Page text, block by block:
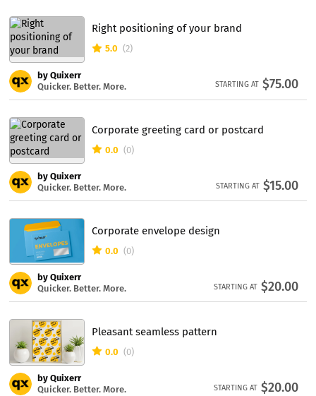
г, які ви замовили.
Що як я забув замовити деякі додаткові послуги, які мені по
трібні?
Ви можете замовити додаткові послуги в будь-який момент,
навіть після розміщення замовлення. Список додаткових пос
Right positioning of your brand
5.0 (2)
by Quixerr
Quicker. Better. More.
STARTING AT $75.00
Corporate greeting card or postcard
0.0 (0)
by Quixerr
Quicker. Better. More.
STARTING AT $15.00
Corporate envelope design
0.0 (0)
by Quixerr
Quicker. Better. More.
STARTING AT $20.00
Pleasant seamless pattern
0.0 (0)
by Quixerr
Quicker. Better. More.
STARTING AT $20.00